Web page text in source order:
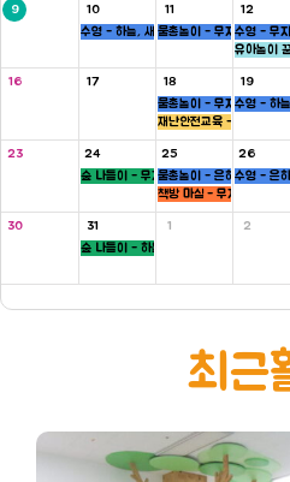
9
10
수영 - 하늘, 새싹반
11
물총놀이 - 무지개, 새싹,
12
수영 - 무
유아놀이
16 17
18
물총놀이 - 무지개, 새싹,
재난안전교육 - 5세
19
수영 - 하
23
24
숲 나들이 - 무지개, 씨앗반
25
물총놀이 - 은하수, 새싹,
책방 마실 - 무지개 ,하늘반
26
수영 - 은
30
31
숲 나들이 - 하늘, 새싹반
1 2
최근